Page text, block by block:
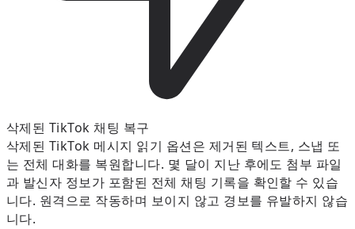
삭제된 TikTok 채팅 복구
삭제된 TikTok 메시지 읽기 옵션은 제거된 텍스트, 스냅 또
는 전체 대화를 복원합니다. 몇 달이 지난 후에도 첨부 파일
과 발신자 정보가 포함된 전체 채팅 기록을 확인할 수 있습
니다. 원격으로 작동하며 보이지 않고 경보를 유발하지 않습
니다.